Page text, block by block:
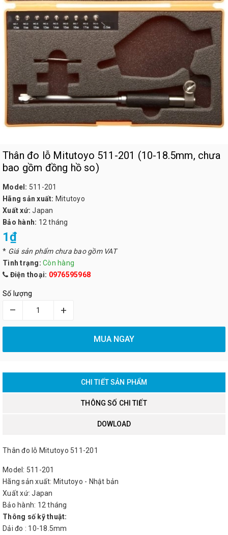
Thân đo lỗ Mitutoyo 511-201 (10-18.5mm, chưa
bao gồm đồng hồ so)
Model: 511-201
Hãng sản xuất: Mitutoyo
Xuất xứ: Japan
Bảo hành: 12 tháng
1₫
* Giá sản phẩm chưa bao gồm VAT
Tình trạng: Còn hàng
Điện thoại: 0976595968
Số lượng
– +
MUA NGAY
CHI TIẾT SẢN PHẨM
THÔNG SỐ CHI TIẾT
DOWLOAD
Thân đo lỗ Mitutoyo 511-201
Model: 511-201
Hãng sản xuất: Mitutoyo - Nhật bản
Xuất xứ: Japan
Bảo hành: 12 tháng
Thông số kỹ thuật:
Dải đo : 10-18.5mm